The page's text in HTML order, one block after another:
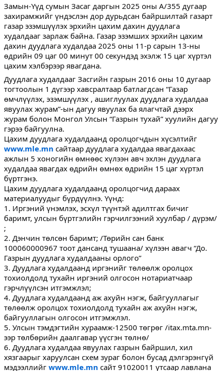
Замын-Үүд сумын Засаг даргын 2025 оны А/355 дугаар
захирамжийг үндэслэн дор дурьдсан байршилтай газарт
газар эзэмшүүлэх эрхийн цахим дахин дуудлага
худалдааг зарлаж байна. Газар эзэмших эрхийн цахим
дахин дуудлага худалдаа 2025 оны 11-р сарын 13-ны
өдрийн 09 цаг 00 минут 00 секундэд эхэлж 15 цаг хүртэл
цахим хэлбэрээр явагдана.
Дуудлага худалдааг Засгийн газрын 2016 оны 10 дугаар
тогтоолын 1 дүгээр хавсралтаар батлагдсан “Газар
өмчлүүлэх, эзэмшүүлэх , ашиглуулах дуудлага худалдаа
явуулах журам”-ын дагуу явуулах ба ялагчтай дээрх
журам болон Монгол Улсын “Газрын тухай” хуулийн дагуу
гэрээ байгуулна.
Цахим дуудлага худалдаанд оролцогчдын хүсэлтийг
www.mle.mn сайтаар дуудлага худалдаа явагдахаас
ажлын 5 хоногийн өмнөөс хүлээн авч эхлэн дуудлага
худалдаа явагдах өдрийн өмнөх өдрийн 15 цаг хүртэл
бүртгэнэ.
Цахим дуудлага худалдаанд оролцогчид дараах
материалуудыг бүрдүүлнэ. Үүнд:
1. Иргэний үнэмлэх, эсхүл түүнтэй адилтгах бичиг
баримт, улсын бүртгэлийн гэрчилгээний хуулбар / дүрэм/
;
2. Дэнчин төлсөн баримт; /Төрийн сан банк
100060000967 тоот дансанд тушаана/ хүлээн авагч “До.
Газрын дуудлага худалдааны орлого”
3. Дуудлага худалдаанд иргэнийг төлөөлж оролцох
тохиолдолд тухайн иргэний олгосон нотариатчаар
гэрчлүүлсэн итгэмжлэл;
4. Дуудлага худалдаанд аж ахуйн нэгж, байгууллагыг
төлөөлж оролцох тохиолдолд тухайн аж ахуйн нэгж,
байгууллагын олгосон итгэмжлэл.
5. Улсын тэмдэгтийн хураамж-12500 төгрөг /itax.mta.mn-
ээр төлбөрийн даалгавар үүсгэн төлнө/
6. Дуудлага худалдаа явуулах газрын байршил, хил
хязгаарыг харуулсан схем зураг болон бусад дэлгэрэнгүй
мэдээллийг www.mle.mn сайт 91020011 утсаар лавлана